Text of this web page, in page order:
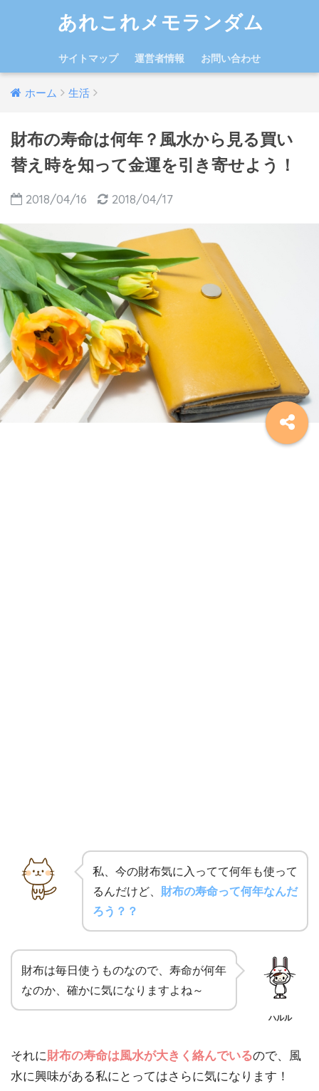
あれこれメモランダム
サイトマップ 運営者情報 お問い合わせ
ホーム 生活
財布の寿命は何年？風水から見る買い
替え時を知って金運を引き寄せよう！
2018/04/16 2018/04/17
私、今の財布気に入ってて何年も使って
るんだけど、 財布の寿命って何年なんだ
ろう？？
財布は毎日使うものなので、寿命が何年
なのか、確かに気になりますよね～
ハルル
それに財布の寿命は風水が大きく絡んでいるので、風
水に興味がある私にとってはさらに気になります！